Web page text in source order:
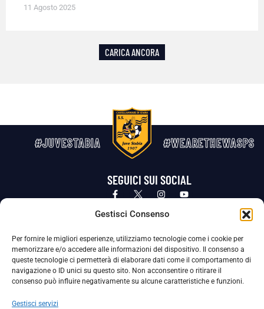
Gestisci Consenso
Per fornire le migliori esperienze, utilizziamo tecnologie come i cookie per
memorizzare e/o accedere alle informazioni del dispositivo. Il consenso a
queste tecnologie ci permetterà di elaborare dati come il comportamento di
navigazione o ID unici su questo sito. Non acconsentire o ritirare il
consenso può influire negativamente su alcune caratteristiche e funzioni.
Gestisci servizi
11 Agosto 2025
CARICA ANCORA
#JUVESTABIA #WEARETHEWASPS
SEGUICI SUI SOCIAL
Privacy Policy Cookie Policy
La Società ha nominato il Responsabile della Protezione dei Dati Personali (DPO), figura specializzata che vigila sulle modalità
adottate dalla nostra Società per tutelare i Suoi dati personali.
Per contattare il DPO può scrivere a